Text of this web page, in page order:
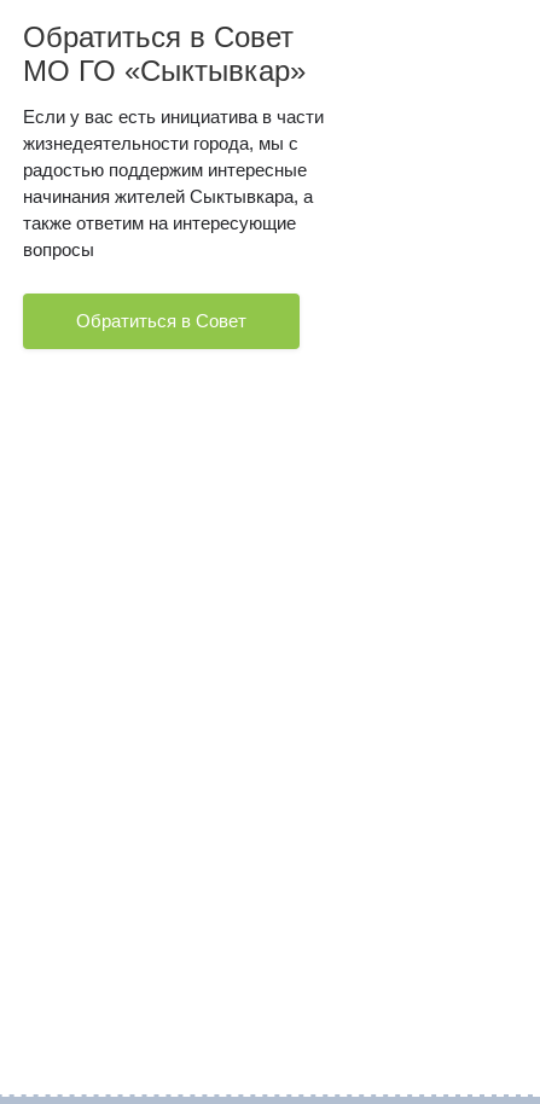
Обратиться в Совет
МО ГО «Сыктывкар»
Если у вас есть инициатива в части
жизнедеятельности города, мы с
радостью поддержим интересные
начинания жителей Сыктывкара, а
также ответим на интересующие
вопросы
Обратиться в Совет